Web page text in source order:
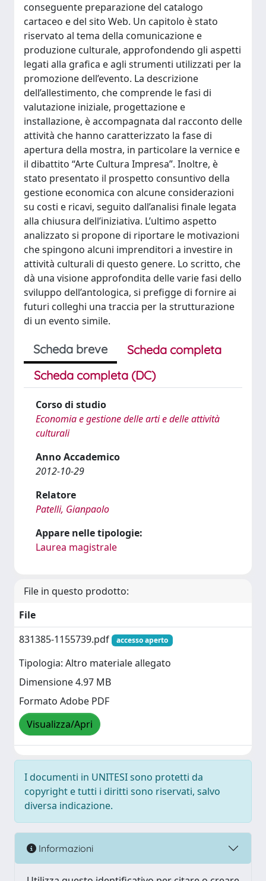
conseguente preparazione del catalogo
cartaceo e del sito Web. Un capitolo è stato
riservato al tema della comunicazione e
produzione culturale, approfondendo gli aspetti
legati alla grafica e agli strumenti utilizzati per la
promozione dell’evento. La descrizione
dell’allestimento, che comprende le fasi di
valutazione iniziale, progettazione e
installazione, è accompagnata dal racconto delle
attività che hanno caratterizzato la fase di
apertura della mostra, in particolare la vernice e
il dibattito “Arte Cultura Impresa”. Inoltre, è
stato presentato il prospetto consuntivo della
gestione economica con alcune considerazioni
su costi e ricavi, seguito dall’analisi finale legata
alla chiusura dell’iniziativa. L’ultimo aspetto
analizzato si propone di riportare le motivazioni
che spingono alcuni imprenditori a investire in
attività culturali di questo genere. Lo scritto, che
dà una visione approfondita delle varie fasi dello
sviluppo dell’antologica, si prefigge di fornire ai
futuri colleghi una traccia per la strutturazione
di un evento simile.
Scheda breve
Scheda completa
Scheda completa (DC)
Corso di studio
Economia e gestione delle arti e delle attività
culturali
Anno Accademico
2012-10-29
Relatore
Patelli, Gianpaolo
Appare nelle tipologie:
Laurea magistrale
File in questo prodotto:
File
831385-1155739.pdf
accesso aperto
Tipologia: Altro materiale allegato
Dimensione 4.97 MB
Formato Adobe PDF
Visualizza/Apri
I documenti in UNITESI sono protetti da
copyright e tutti i diritti sono riservati, salvo
diversa indicazione.
Informazioni